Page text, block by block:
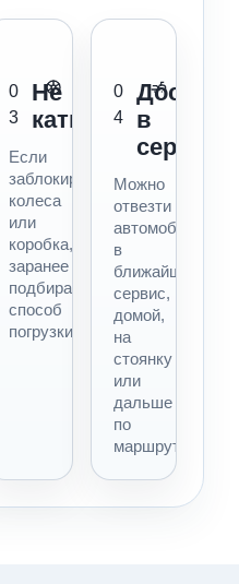
0
3
Не
катится
Если
заблокированы
колеса
или
коробка,
заранее
подбираем
способ
погрузки.
0
4
в
сервис
Можно
отвезти
автомобиль
в
ближайший
сервис,
домой,
на
стоянку
или
дальше
по
маршруту.